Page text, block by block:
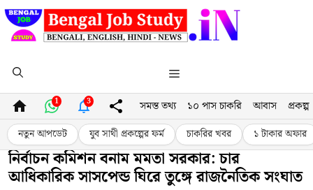
Skip
to
content
Menu
1 3 সমস্ত তথ্য ১০ পাস চাকরি আবাস প্রকল্প
নতুন আপডেট যুব সাথী প্রকল্পের ফর্ম চাকরির খবর ১ টাকার অফার
নির্বাচন কমিশন বনাম মমতা সরকার: চার
আধিকারিক সাসপেন্ড ঘিরে তুঙ্গে রাজনৈতিক সংঘাত